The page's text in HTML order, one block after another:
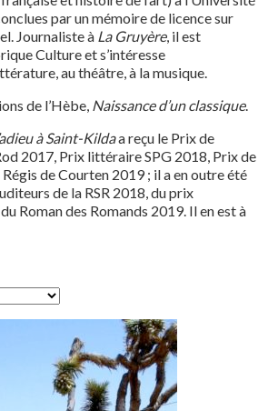
par un mémoire de licence sur
Journaliste à La Gruyère, il est
Culture et s’intéresse
au théâtre, à la musique.
de l’Hèbe, Naissance d’un classique.
à Saint-Kildaa reçu le Prix de
2017, Prix littéraire SPG 2018, Prix de
de Courten 2019 ; il a en outre été
de la RSR 2018, du prix
Roman des Romands 2019. Il en est à